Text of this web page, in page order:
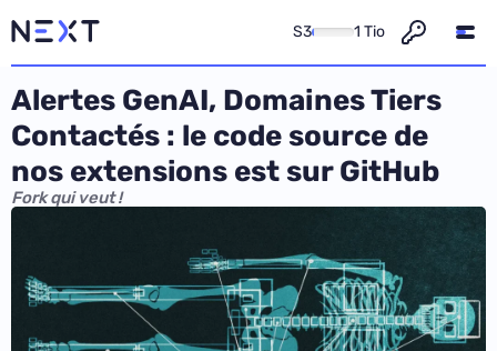
S3 1 Tio
Alertes GenAI, Domaines Tiers
Contactés : le code source de
nos extensions est sur GitHub
Fork qui veut !